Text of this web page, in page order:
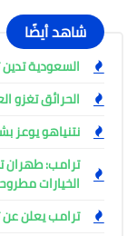
شاهد أيضًا
السعودية
الحرائق تغزو
نتنياهو
ترامب: طهران
الخيارات
ترامب يعلن عن